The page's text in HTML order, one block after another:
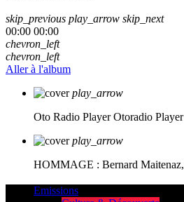
skip_previous play_arrow skip_next
00:00 00:00
chevron_left
chevron_left
Aller à l'album
play_arrow
Oto Radio Player Otoradio Player
play_arrow
HOMMAGE : Bernard Maitenaz,
Emissions